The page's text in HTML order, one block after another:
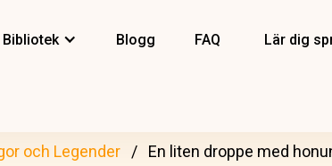
Bibliotek Blogg FAQ Lär dig
och Legender En liten droppe med